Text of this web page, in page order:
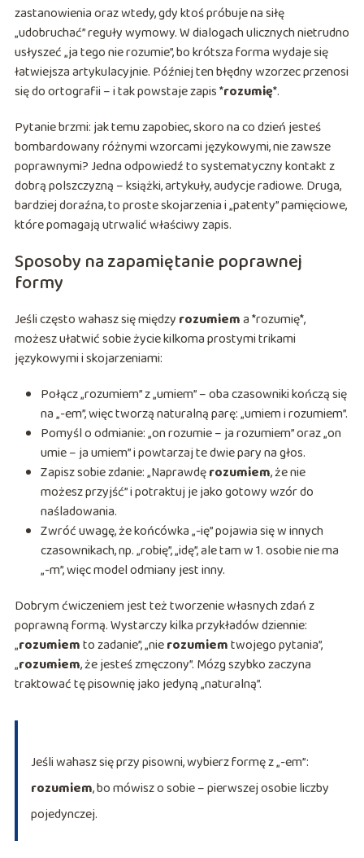
zastanowienia oraz wtedy, gdy ktoś próbuje na siłę
„udobruchać” reguły wymowy. W dialogach ulicznych nietrudno
usłyszeć „ja tego nie rozumie”, bo krótsza forma wydaje się
łatwiejsza artykulacyjnie. Później ten błędny wzorzec przenosi
się do ortografii – i tak powstaje zapis *rozumię*.
Pytanie brzmi: jak temu zapobiec, skoro na co dzień jesteś
bombardowany różnymi wzorcami językowymi, nie zawsze
poprawnymi? Jedna odpowiedź to systematyczny kontakt z
dobrą polszczyzną – książki, artykuły, audycje radiowe. Druga,
bardziej doraźna, to proste skojarzenia i „patenty” pamięciowe,
które pomagają utrwalić właściwy zapis.
Sposoby na zapamiętanie poprawnej
formy
Jeśli często wahasz się między rozumiema *rozumię*,
możesz ułatwić sobie życie kilkoma prostymi trikami
językowymi i skojarzeniami:
Połącz „rozumiem” z „umiem” – oba czasowniki kończą się
na „-em”, więc tworzą naturalną parę: „umiem i rozumiem”.
Pomyśl o odmianie: „on rozumie – ja rozumiem” oraz „on
umie – ja umiem” i powtarzaj te dwie pary na głos.
Zapisz sobie zdanie: „Naprawdęrozumiem, że nie
możesz przyjść” i potraktuj je jako gotowy wzór do
naśladowania.
Zwróć uwagę, że końcówka „-ię” pojawia się w innych
czasownikach, np. „robię”, „idę”, ale tam w 1. osobie nie ma
„-m”, więc model odmiany jest inny.
Dobrym ćwiczeniem jest też tworzenie własnych zdań z
poprawną formą. Wystarczy kilka przykładów dziennie:
„rozumiemto zadanie”, „nierozumiemtwojego pytania”,
„rozumiem, że jesteś zmęczony”. Mózg szybko zaczyna
traktować tę pisownię jako jedyną „naturalną”.
Jeśli wahasz się przy pisowni, wybierz formę z „-em”:
rozumiem, bo mówisz o sobie – pierwszej osobie liczby
pojedynczej.